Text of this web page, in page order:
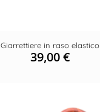
Giarrettiere in raso elastico
39,00€